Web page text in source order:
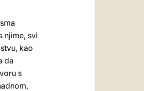
njime, svi
kao
da
s